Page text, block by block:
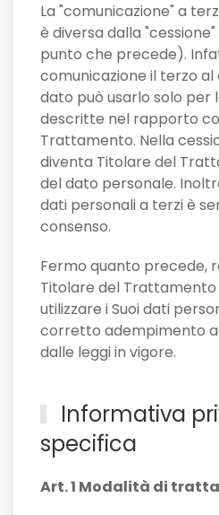
La "comunicazione" a
è diversa dalla
punto che precede).
comunicazione il terzo
dato può usarlo solo per
descritte nel rapporto
Trattamento. Nella
diventa Titolare del
del dato personale.
dati personali a terzi è
consenso.
Fermo quanto precede,
Titolare del
utilizzare i Suoi dati
corretto adempimento
dalle leggi in vigore.
Informativa
specifica
Art. 1 Modalità di